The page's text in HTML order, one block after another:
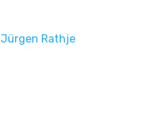
Jürgen Rathje